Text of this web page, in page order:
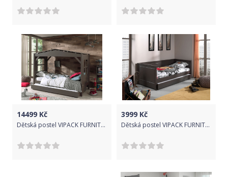
14499 Kč
Dětská postel VIPACK FURNITURE Pino šedá 200x90 cm
3999 Kč
Dětská postel VIPACK FURNITURE Pino